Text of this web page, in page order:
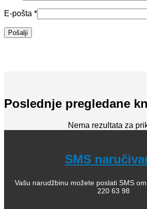
E-pošta *
Poslednje pregledane
Nema rezultata za
SMS
Vašu narudžbinu možete poslati SMS
220 63 98